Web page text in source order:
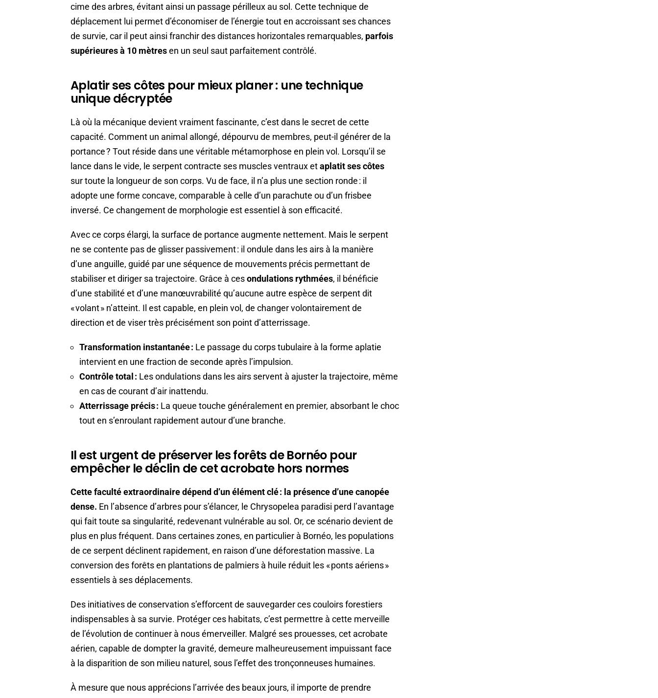
cime des arbres, évitant ainsi un passage périlleux au sol. Cette technique de
déplacement lui permet d’économiser de l’énergie tout en accroissant ses chances
de survie, car il peut ainsi franchir des distances horizontales remarquables, parfois
supérieures à 10 mètresen un seul saut parfaitement contrôlé.
Aplatir ses côtes pour mieux planer : une technique
unique décryptée
Là où la mécanique devient vraiment fascinante, c’est dans le secret de cette
capacité. Comment un animal allongé, dépourvu de membres, peut-il générer de la
portance ? Tout réside dans une véritable métamorphose en plein vol. Lorsqu’il se
lance dans le vide, le serpent contracte ses muscles ventraux etaplatit ses côtes
sur toute la longueur de son corps. Vu de face, il n’a plus une section ronde : il
adopte une forme concave, comparable à celle d’un parachute ou d’un frisbee
inversé. Ce changement de morphologie est essentiel à son efficacité.
Avec ce corps élargi, la surface de portance augmente nettement. Mais le serpent
ne se contente pas de glisser passivement : il ondule dans les airs à la manière
d’une anguille, guidé par une séquence de mouvements précis permettant de
stabiliser et diriger sa trajectoire. Grâce à cesondulations rythmées, il bénéficie
d’une stabilité et d’une manœuvrabilité qu’aucune autre espèce de serpent dit
« volant » n’atteint. Il est capable, en plein vol, de changer volontairement de
direction et de viser très précisément son point d’atterrissage.
Transformation instantanée : Le passage du corps tubulaire à la forme aplatie
intervient en une fraction de seconde après l’impulsion.
Contrôle total : Les ondulations dans les airs servent à ajuster la trajectoire, même
en cas de courant d’air inattendu.
Atterrissage précis : La queue touche généralement en premier, absorbant le choc
tout en s’enroulant rapidement autour d’une branche.
Il est urgent de préserver les forêts de Bornéo pour
empêcher le déclin de cet acrobate hors normes
Cette faculté extraordinaire dépend d’un élément clé : la présence d’une canopée
dense. En l’absence d’arbres pour s’élancer, le Chrysopelea paradisi perd l’avantage
qui fait toute sa singularité, redevenant vulnérable au sol. Or, ce scénario devient de
plus en plus fréquent. Dans certaines zones, en particulier à Bornéo, les populations
de ce serpent déclinent rapidement, en raison d’une déforestation massive. La
conversion des forêts en plantations de palmiers à huile réduit les « ponts aériens »
essentiels à ses déplacements.
Des initiatives de conservation s’efforcent de sauvegarder ces couloirs forestiers
indispensables à sa survie. Protéger ces habitats, c’est permettre à cette merveille
de l’évolution de continuer à nous émerveiller. Malgré ses prouesses, cet acrobate
aérien, capable de dompter la gravité, demeure malheureusement impuissant face
à la disparition de son milieu naturel, sous l’effet des tronçonneuses humaines.
À mesure que nous apprécions l’arrivée des beaux jours, il importe de prendre